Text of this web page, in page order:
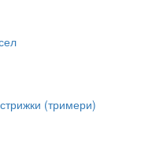
(тримери)